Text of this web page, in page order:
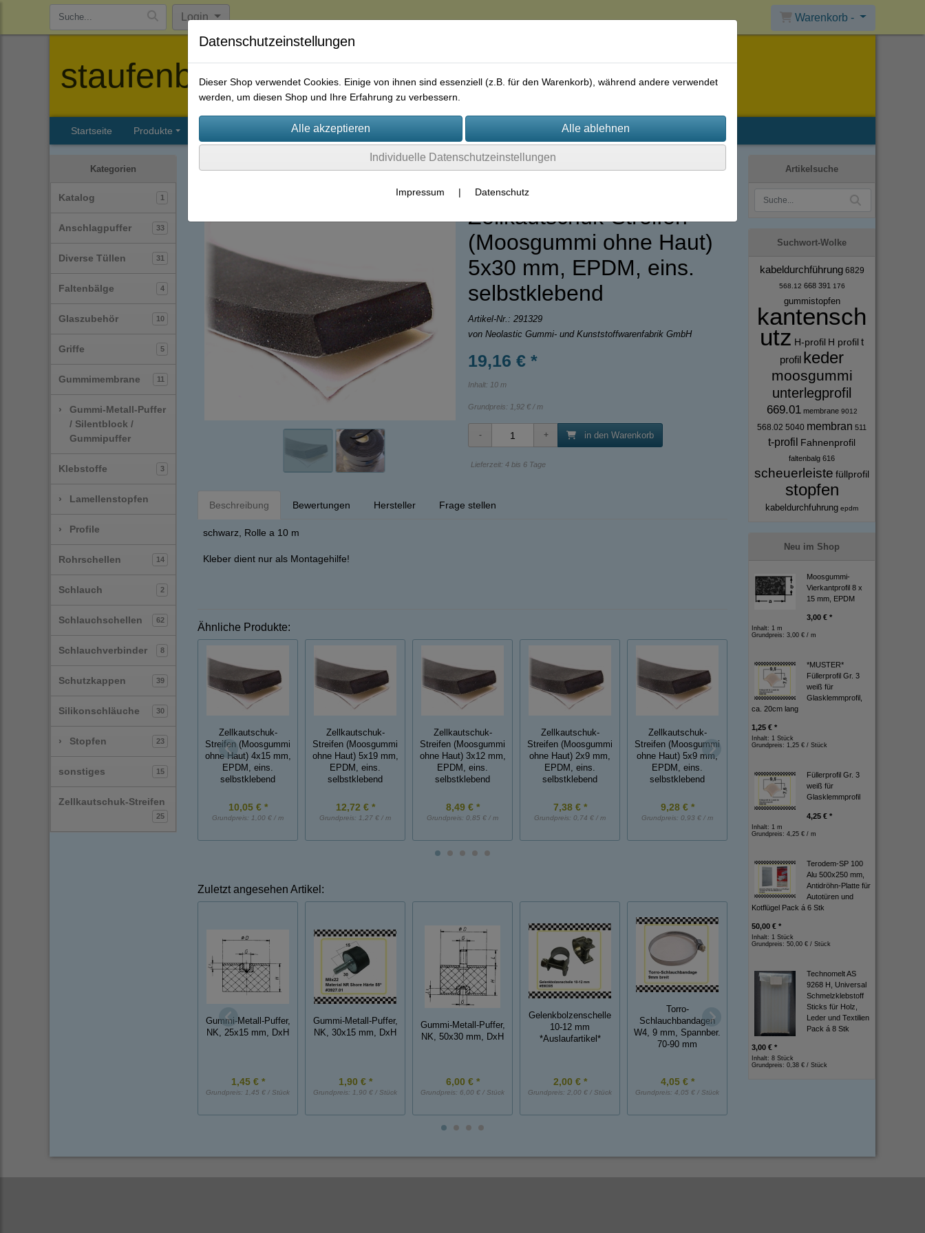
Login Warenkorb -
staufenbiel-berlin
Startseite Produkte Firmenhistorie AGB
Kategorien
Katalog 1
Anschlagpuffer 33
Diverse Tüllen 31
Faltenbälge 4
Glaszubehör 10
Griffe 5
Gummimembrane 11
›
Gummi-Metall-Puffer
/ Silentblock /
Gummipuffer
Klebstoffe 3
› Lamellenstopfen
› Profile
Rohrschellen 14
Schlauch 2
Schlauchschellen 62
Schlauchverbinder 8
Schutzkappen 39
Silikonschläuche 30
› Stopfen 23
sonstiges 15
Zellkautschuk-Streifen
25
Zellkautschuk-Streifen
(Moosgummi ohne Haut)
5x30 mm, EPDM, eins.
selbstklebend
Artikel-Nr.: 291329
von Neolastic Gummi- und Kunststoffwarenfabrik GmbH
19,16 € *
Inhalt: 10 m
Grundpreis: 1,92 € / m
in den Warenkorb
Lieferzeit: 4 bis 6 Tage
Beschreibung Bewertungen Hersteller Frage stellen
schwarz, Rolle a 10 m
Kleber dient nur als Montagehilfe!
Ähnliche Produkte:
Zellkautschuk-
Streifen (Moosgummi
ohne Haut) 4x15 mm,
EPDM, eins.
selbstklebend
10,05 € *
Grundpreis: 1,00 € / m
Zellkautschuk-
Streifen (Moosgummi
ohne Haut) 5x19 mm,
EPDM, eins.
selbstklebend
12,72 € *
Grundpreis: 1,27 € / m
Zellkautschuk-
Streifen (Moosgummi
ohne Haut) 3x12 mm,
EPDM, eins.
selbstklebend
8,49 € *
Grundpreis: 0,85 € / m
Zellkautschuk-
Streifen (Moosgummi
ohne Haut) 2x9 mm,
EPDM, eins.
selbstklebend
7,38 € *
Grundpreis: 0,74 € / m
Zellkautschuk-
Streifen (Moosgummi
ohne Haut) 5x9 mm,
EPDM, eins.
selbstklebend
9,28 € *
Grundpreis: 0,93 € / m
Zellkautschuk-
Streifen (Moosgummi
selbstklebend
11,72 € *
1,17 € / m
Zuletzt angesehen Artikel:
Gummi-Metall-Puffer,
NK, 25x15 mm, DxH
1,45 € *
Grundpreis: 1,45 € / Stück
Gummi-Metall-Puffer,
NK, 30x15 mm, DxH
1,90 € *
Grundpreis: 1,90 € / Stück
Gummi-Metall-Puffer,
NK, 50x30 mm, DxH
6,00 € *
Grundpreis: 6,00 € / Stück
Gelenkbolzenschelle
10-12 mm
*Auslaufartikel*
2,00 € *
Grundpreis: 2,00 € / Stück
Torro-
Schlauchbandagen
W4, 9 mm, Spannber.
70-90 mm
4,05 € *
Grundpreis: 4,05 € / Stück
Gummi-Metall-Puffer,
NK, 50x30 mm, DxH
Artikelsuche
Suchwort-Wolke
kabeldurchführung 6829
568.12 668 391 176
gummistopfen
kantensch
utz H-profil H profil t
profil keder
moosgummi
unterlegprofil
669.01 membrane 9012
568.02 5040 membran 511
t-profil Fahnenprofil
faltenbalg 616
scheuerleiste füllprofil
stopfen
kabeldurchfuhrung epdm
Neu im Shop
Moosgummi-
Vierkantprofil 8 x
15 mm, EPDM
3,00 € *
Inhalt: 1 m
Grundpreis: 3,00 € / m
*MUSTER*
Füllerprofil Gr. 3
weiß für
Glasklemmprofil,
ca. 20cm lang
1,25 € *
Inhalt: 1 Stück
Grundpreis: 1,25 € / Stück
Füllerprofil Gr. 3
weiß für
Glasklemmprofil
4,25 € *
Inhalt: 1 m
Grundpreis: 4,25 € / m
Terodem-SP 100
Alu 500x250 mm,
Antidröhn-Platte für
Autotüren und
Kotflügel Pack á 6 Stk
50,00 € *
Inhalt: 1 Stück
Grundpreis: 50,00 € / Stück
Technomelt AS
9268 H, Universal
Schmelzklebstoff
Sticks für Holz,
Leder und Textilien
Pack á 8 Stk
3,00 € *
Inhalt: 8 Stück
Grundpreis: 0,38 € / Stück
Datenschutzeinstellungen
Dieser Shop verwendet Cookies. Einige von ihnen sind essenziell (z.B. für den Warenkorb), während andere verwendet
werden, um diesen Shop und Ihre Erfahrung zu verbessern.
Individuelle Datenschutzeinstellungen
Impressum | Datenschutz